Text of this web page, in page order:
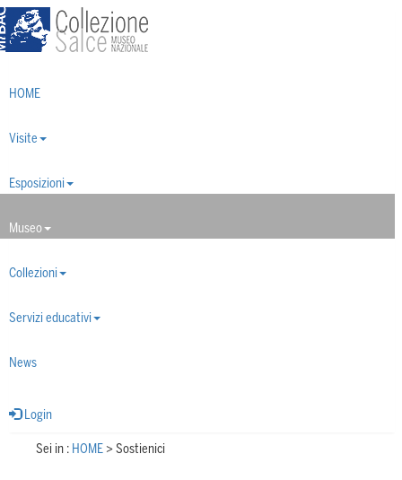
Toggle
navigation
HOME
Visite
Esposizioni
Museo
Collezioni
Servizi educativi
News
Login
Sei in : HOME > Sostienici